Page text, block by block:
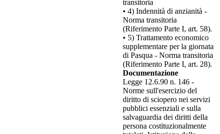
transitoria
• 4) Indennità di anzianità -
Norma transitoria
(Riferimento Parte I, art. 58).
• 5) Trattamento economico
supplementare per la giornata
di Pasqua - Norma transitoria
(Riferimento Parte I, art. 28).
Documentazione
Legge 12.6.90 n. 146 -
Norme sull'esercizio del
diritto di sciopero nei servizi
pubblici essenziali e sulla
salvaguardia dei diritti della
persona costituzionalmente